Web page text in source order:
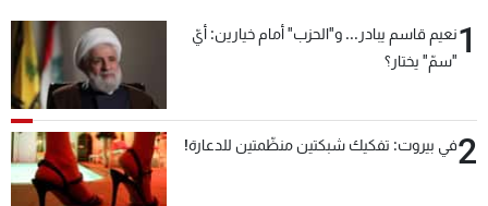
1نعيم قاسم يبادر... و"الحزب" أمام خيارين: أيّ
"سمّ" يختار؟
2في بيروت: تفكيك شبكتين منظّمتين للدعارة!